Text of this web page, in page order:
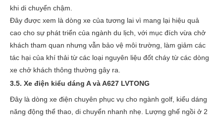
khi di chuyển chậm.
Đây được xem là dòng xe của tương lai vì mang lại hiệu quả
cao cho sự phát triển của ngành du lịch, với mục đích vừa chở
khách tham quan nhưng vẫn bảo vệ môi trường, làm giảm các
tác hại của khí thải từ các loại nguyên liệu đốt cháy từ các dòng
xe chở khách thông thường gây ra.
3.5. Xe điện kiểu dáng A và A627 LVTONG
Đây là dòng xe điện chuyên phục vụ cho ngành golf, kiểu dáng
năng động thể thao, di chuyển nhanh nhẹ. Lượng ghế ngồi ở 2